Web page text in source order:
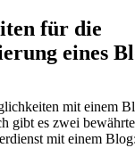
für die
eines
mit einem
gibt es zwei
mit einem Blog: